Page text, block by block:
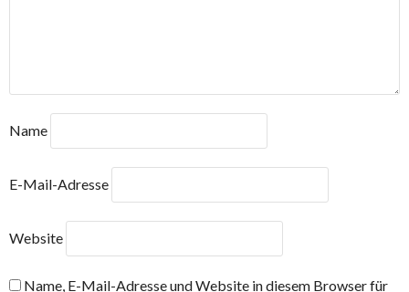
Name
E-Mail-Adresse
Website
Name, E-Mail-Adresse und Website in diesem Browser für